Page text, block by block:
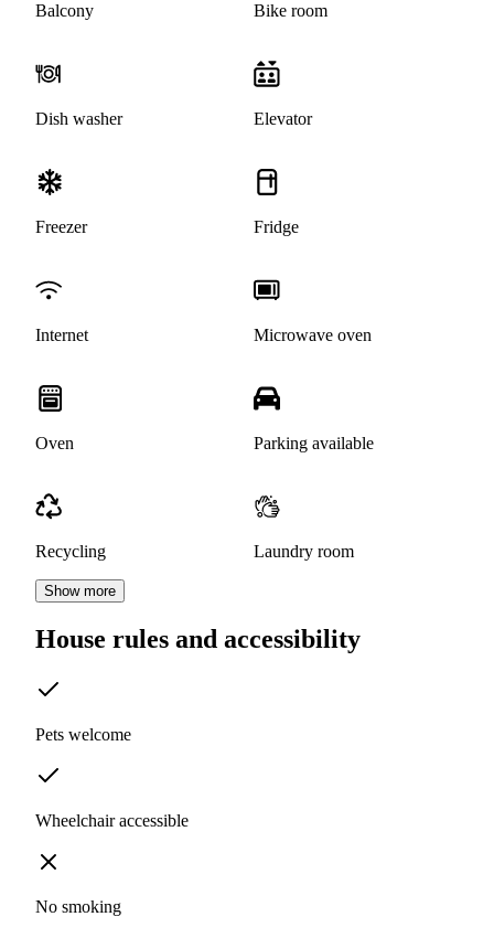
Balcony Bike room
Dish washer Elevator
Freezer Fridge
Internet Microwave oven
Oven Parking available
Recycling Laundry room
Show more
House rules and accessibility
Pets welcome
Wheelchair accessible
No smoking